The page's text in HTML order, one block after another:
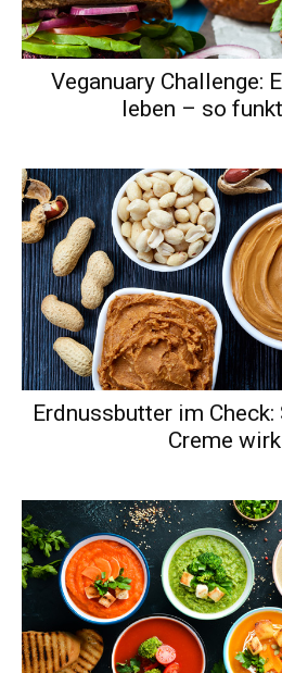
Veganuary Challenge:
leben – so
Erdnussbutter im
Creme